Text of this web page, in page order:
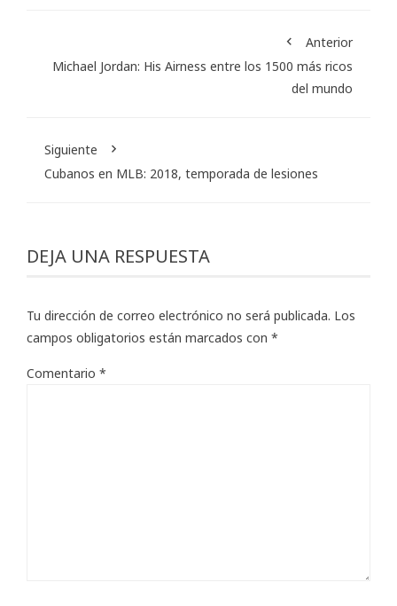
Anterior
Michael Jordan: His Airness entre los 1500 más ricos
del mundo
Siguiente
Cubanos en MLB: 2018, temporada de lesiones
DEJA UNA RESPUESTA
Tu dirección de correo electrónico no será publicada. Los
campos obligatorios están marcados con *
Comentario *